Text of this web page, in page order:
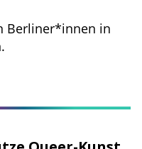
Berliner*innen in